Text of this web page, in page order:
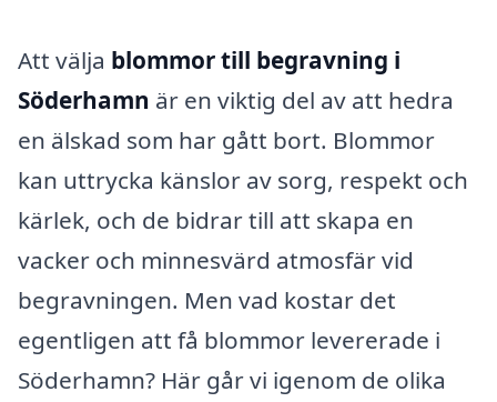
Att välja blommor till begravning i
Söderhamn är en viktig del av att hedra
en älskad som har gått bort. Blommor
kan uttrycka känslor av sorg, respekt och
kärlek, och de bidrar till att skapa en
vacker och minnesvärd atmosfär vid
begravningen. Men vad kostar det
egentligen att få blommor levererade i
Söderhamn? Här går vi igenom de olika